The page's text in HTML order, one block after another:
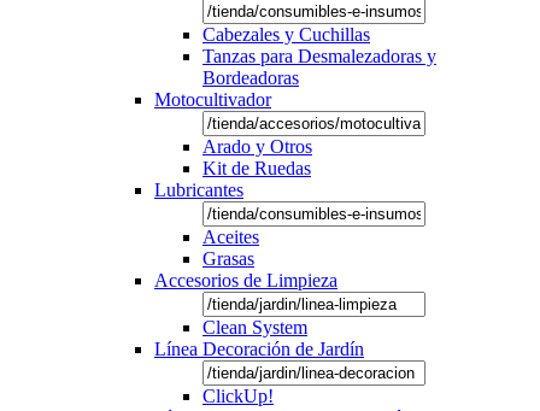
Cabezales y Cuchillas
Tanzas para Desmalezadoras y
Bordeadoras
Motocultivador
Arado y Otros
Kit de Ruedas
Lubricantes
Aceites
Grasas
Accesorios de Limpieza
Clean System
Línea Decoración de Jardín
ClickUp!